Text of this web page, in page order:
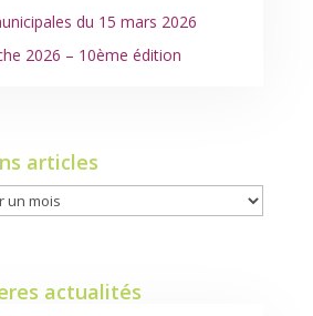
du 15 mars 2026
2026 – 10ème édition
articles
actualités